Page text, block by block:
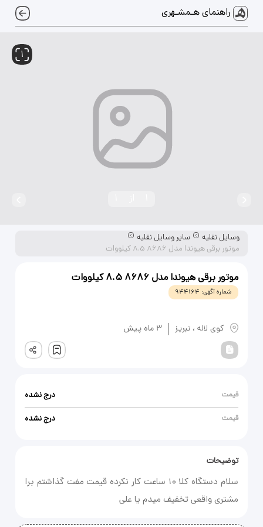
راهنمای هـمشـهری
1
وسایل نقلیه
سایر وسایل نقلیه
موتور برقی هیوندا مدل 8686 8.5 کیلووات
موتور برقی هیوندا مدل 8686 8.5 کیلووات
شماره آگهی: 944164
کوی لاله ، تبریز 3 ماه پیش
یادداشت
ثبت
قیمت درج نشده
قیمت درج نشده
توضیحات
سلام دستگاه کلا 10 ساعت کار نکرده قیمت مفت گذاشتم برا
مشتری واقعی تخفیف میدم یا علی